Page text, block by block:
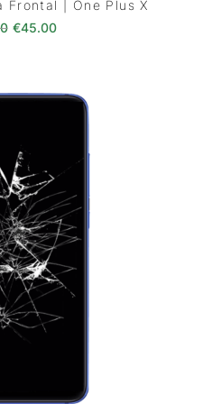
Frontal | One Plus X
O preço original era: €55.00.
€45.00O preço atual é: